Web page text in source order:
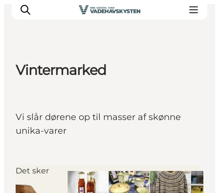
Oplev Fanø
Oplev Mandø
Vintermarked
Vi slår dørene op til masser af skønne
unika-varer
Det sker